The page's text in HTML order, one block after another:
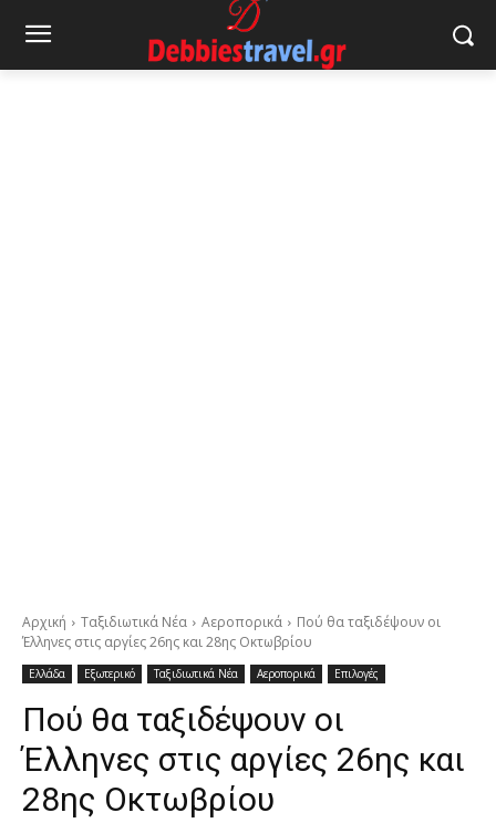
Αρχική Ταξιδιωτικά Νέα Αεροπορικά
Πού θα ταξιδέψουν οι
Έλληνες στις αργίες 26ης και 28ης Οκτωβρίου
Ελλάδα Εξωτερικό Ταξιδιωτικά Νέα Αεροπορικά Επιλογές
Πού θα ταξιδέψουν οι
Έλληνες στις αργίες 26ης και
28ης Οκτωβρίου